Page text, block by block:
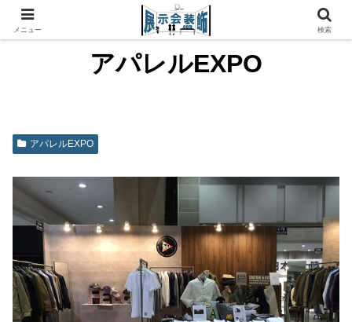
アパレルEXPO
アパレルEXPO
メニュー 検索